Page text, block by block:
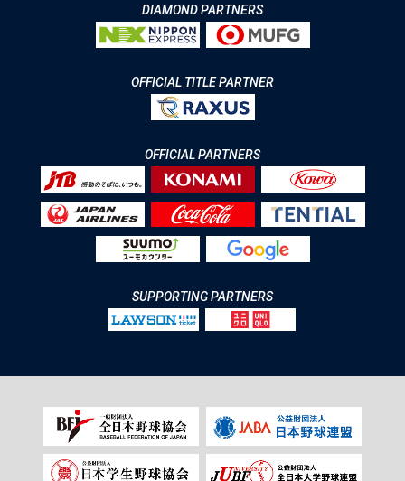
DIAMOND PARTNERS
OFFICIAL TITLE PARTNER
OFFICIAL PARTNERS
SUPPORTING PARTNERS